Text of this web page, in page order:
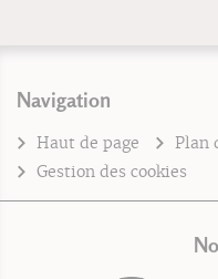
Navigation
Haut de page Plan
Gestion des cookies